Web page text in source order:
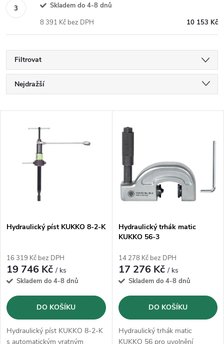
Skladem do 4-8 dnů
10 153 Kč
8 391 Kč bez DPH
Filtrovat
Ř
a
p
r
o
d
u
Nejdražší
Abecedně
s
r
o
d
Hydraulický píst KUKKO 8-2-K
16 319 Kč bez DPH
19 746 Kč/ ks
Skladem do 4-8 dnů
DO KOŠÍKU
Hydraulický píst KUKKO 8-2-K
s automatickým vratným
Hydraulický trhák matic
KUKKO 56-3
14 278 Kč bez DPH
17 276 Kč/ ks
Skladem do 4-8 dnů
DO KOŠÍKU
Hydraulický trhák matic
KUKKO 56 pro uvolnění